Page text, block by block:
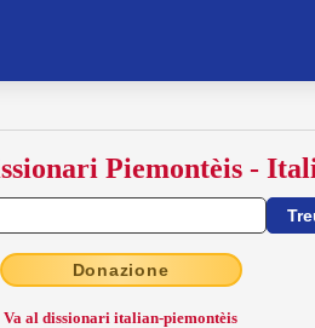
Piemontèis -
Donazione
Va al dissionari italian-piemontèis